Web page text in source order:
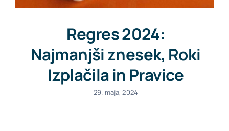
Regres 2024:
Najmanjši znesek, Roki
Izplačila in Pravice
29. maja, 2024